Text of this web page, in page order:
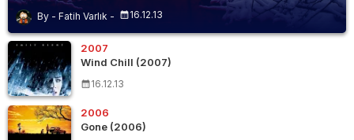
Fatih Varlık 16.12.13
2007
Wind Chill (2007)
16.12.13
2006
Gone (2006)